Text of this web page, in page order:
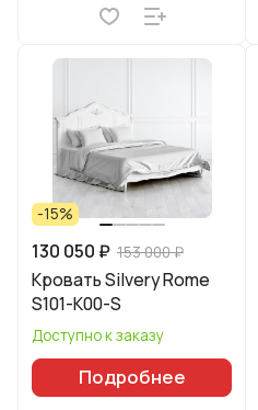
-15%
130 050 ₽ 153 000 ₽
Кровать Silvery Rome
S101-K00-S
Доступно к заказу
Подробнее